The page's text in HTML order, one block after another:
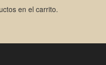
en el carrito.